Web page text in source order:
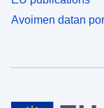
Avoimen datan